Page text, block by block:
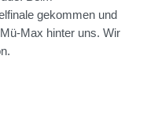
gekommen und
Max hinter uns. Wir